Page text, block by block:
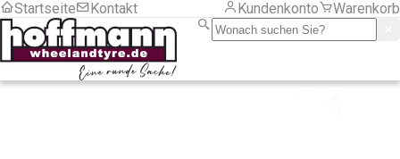
Startseite Kontakt Kundenkonto Warenkorb
LKW
Motorrad
PKW
Sackkarre/ Anhänger
Serviceartikel